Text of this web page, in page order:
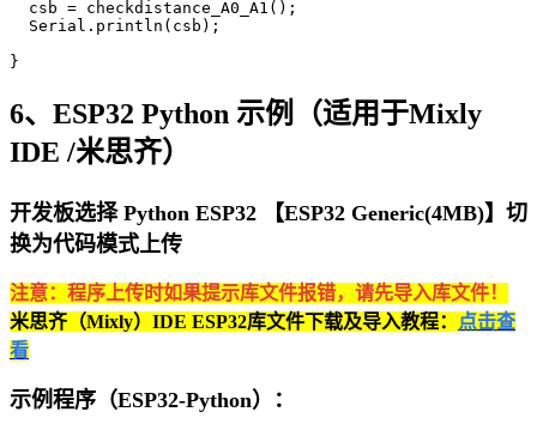
  csb = checkdistance_A0_A1();
  Serial.println(csb);
}
6、ESP32 Python 示例（适用于Mixly
IDE /米思齐）
开发板选择 Python ESP32 【ESP32 Generic(4MB)】切
换为代码模式上传
注意：程序上传时如果提示库文件报错，请先导入库文件！
米思齐（Mixly）IDE ESP32库文件下载及导入教程：
点击查
看
示例程序（ESP32-Python）：